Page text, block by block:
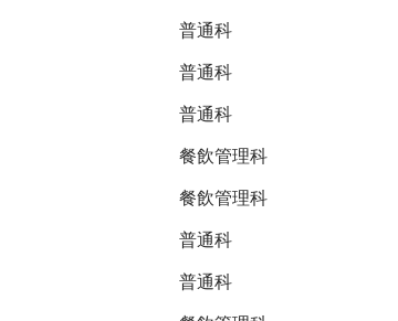
普通科
普通科
普通科
餐飲管理科
餐飲管理科
普通科
普通科